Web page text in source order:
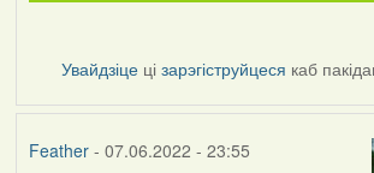
Увайдзіце цізарэгіструйцеся каб
Feather- 07.06.2022 - 23:55